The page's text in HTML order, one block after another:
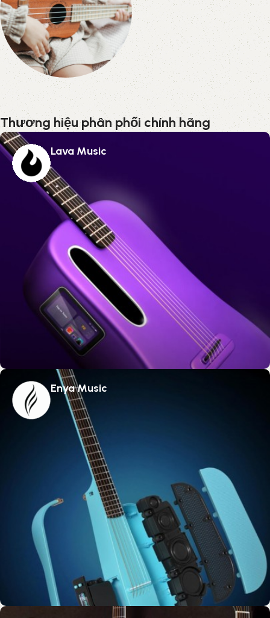
Ukulele
0 products
Thương hiệu phân phối chính hãng
Lava Music
Enya Music